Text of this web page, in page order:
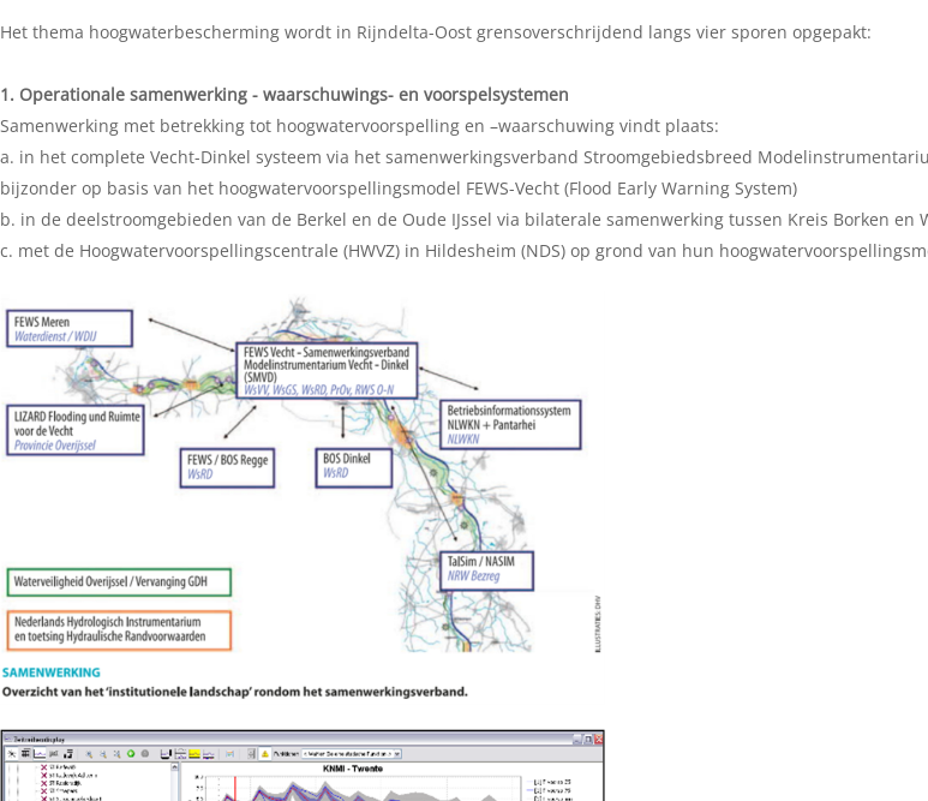
Het thema hoogwaterbescherming wordt in Rijndelta-Oost grensoverschrijdend langs vier sporen opgepakt:
1. Operationale samenwerking - waarschuwings- en voorspelsystemen
Samenwerking met betrekking tot hoogwatervoorspelling en –waarschuwing vindt plaats:
a. in het complete Vecht-Dinkel systeem via het samenwerkingsverband Stroomgebiedsbreed
bijzonder op basis van het hoogwatervoorspellingsmodel FEWS-Vecht (Flood Early Warning System)
b. in de deelstroomgebieden van de Berkel en de Oude IJssel via bilaterale samenwerking tussen Kreis Borken en
c. met de Hoogwatervoorspellingscentrale (HWVZ) in Hildesheim (NDS) op grond van hun